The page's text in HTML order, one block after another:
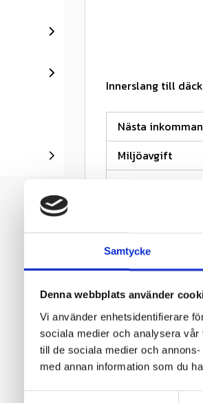
Samtycke
Denna webbplats använder
Vi använder enhetsidentifierare
sociala medier och analysera
till de sociala medier och
med annan information som du
Innerslang till
Nästa
Miljöavgift
Fälgstorlek
Omdömen